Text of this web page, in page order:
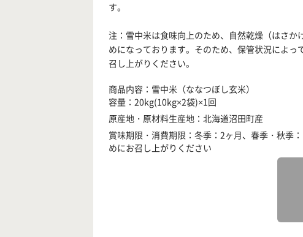
す。
注：雪中米は食味向上のため、自然乾燥（はさ
めになっております。そのため、保管状況によ
召し上がりください。
商品内容：雪中米（ななつぼし玄米）
容量：20kg(10kg×2袋)×1回
原産地・原材料生産地：北海道沼田町産
賞味期限・消費期限：冬季：2ヶ月、春季・秋季
めにお召し上がりください